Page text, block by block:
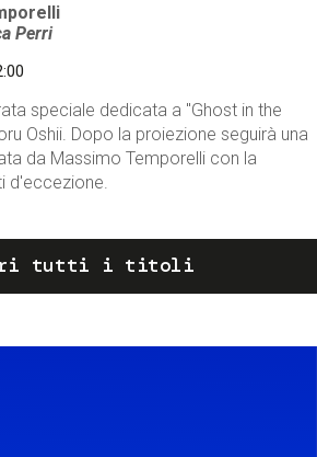
Perri
speciale dedicata a "Ghost in the
Oshii. Dopo la proiezione seguirà una
da Massimo Temporelli con la
d'eccezione.
tutti i titoli